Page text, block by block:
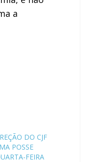
a
DO CJF
POSSE
FEIRA